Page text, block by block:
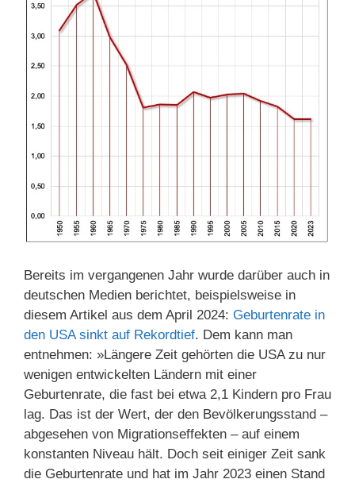
Bereits im vergangenen Jahr wurde darüber auch in
deutschen Medien berichtet, beispielsweise in
diesem Artikel aus dem April 2024: Geburtenrate in
den USA sinkt auf Rekordtief. Dem kann man
entnehmen: »Längere Zeit gehörten die USA zu nur
wenigen entwickelten Ländern mit einer
Geburtenrate, die fast bei etwa 2,1 Kindern pro Frau
lag. Das ist der Wert, der den Bevölkerungsstand –
abgesehen von Migrationseffekten – auf einem
konstanten Niveau hält. Doch seit einiger Zeit sank
die Geburtenrate und hat im Jahr 2023 einen Stand